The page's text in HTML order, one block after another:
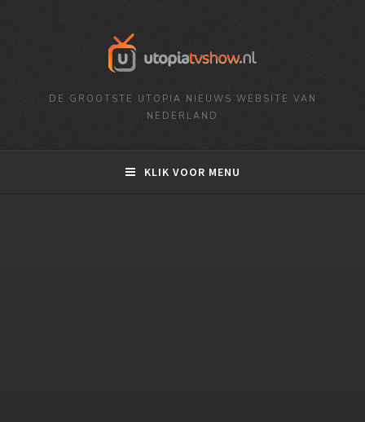
DE GROOTSTE UTOPIA NIEUWS WEBSITE VAN
NEDERLAND
KLIK VOOR MENU